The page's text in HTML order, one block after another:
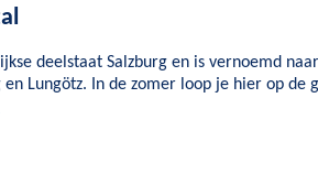
deelstaat Salzburg en is vernoemd
Lungötz. In de zomer loop je hier op de